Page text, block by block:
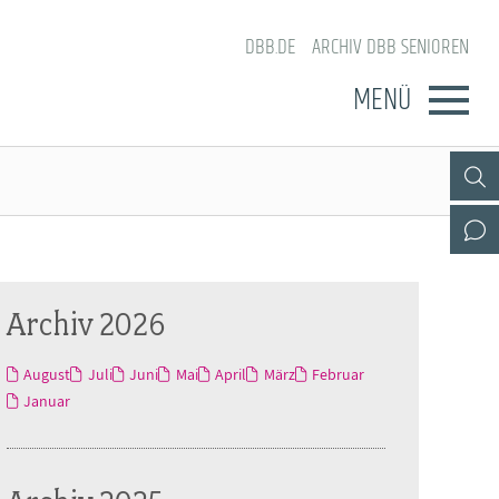
DBB.DE ARCHIV DBB SENIOREN
MENÜ
Archiv 2026
August Juli Juni Mai April März
Februar
Januar